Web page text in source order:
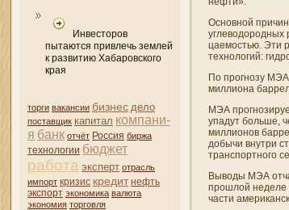
Инвесторов
пытаются привлечь землей
к развитию Хабаровского
края
торги вакансии бизнес дело
поставщик капитал компани­
я банк отчёт Россия биржа
технологии бюджет
работа эксперт отрасль
импорт кризис кредит нефть
экспорт экономика валюта
экономия торговля
Основной
углеводородных
цаемостью. Эти
технологий:
По прогнозу
миллиона
МЭА
упадут больше,
миллионов
добычи внутри
транспортного
Выводы МЭА
прошлой неделе
части